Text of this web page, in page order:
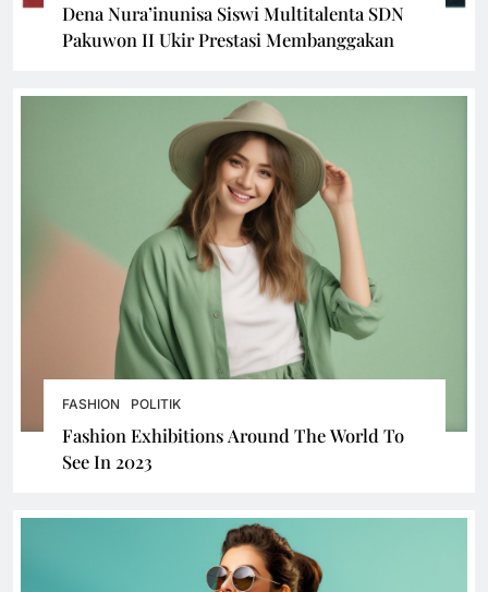
Dena Nura’inunisa Siswi Multitalenta SDN
Pakuwon II Ukir Prestasi Membanggakan
FASHION POLITIK
Fashion Exhibitions Around The World To
See In 2023